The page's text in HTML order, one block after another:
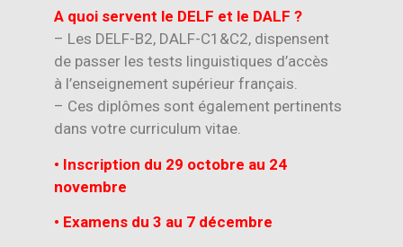
A quoi servent le DELF et le DALF ?
– Les DELF-B2, DALF-C1&C2, dispensent
de passer les tests linguistiques d’accès
à l’enseignement supérieur français.
– Ces diplômes sont également pertinents
dans votre curriculum vitae.
• Inscription du 29 octobre au 24
novembre
• Examens du 3 au 7 décembre